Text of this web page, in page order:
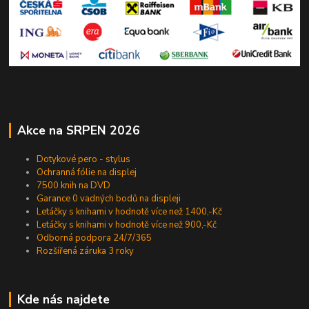
Akce na SRPEN 2026
Dotykové pero - stylus
Ochranná fólie na displej
7500 knih na DVD
Garance 0 vadných bodů na displeji
Letáčky s knihami v hodnotě více než 1400,-Kč
Letáčky s knihami v hodnotě více než 900,-Kč
Odborná podpora 24/7/365
Rozšířená záruka 3 roky
Kde nás najdete